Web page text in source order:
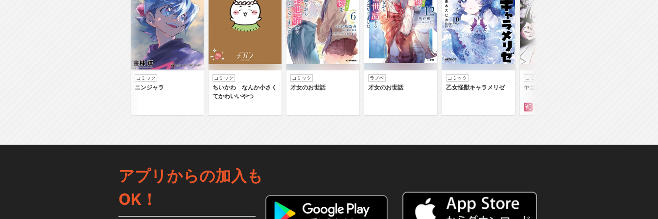
コミック
ニンジャラ
コミック
ちいかわ なんか小さく
てかわいいやつ
コミック
才女のお世話
ラノベ
才女のお世話
コミック
乙女怪獣キャラメリゼ
コミック
ヤニねこ
アプリからの加入も
OK！